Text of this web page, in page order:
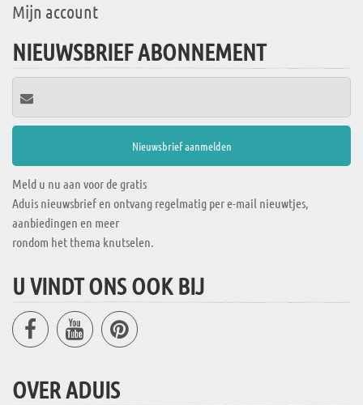
Mijn account
NIEUWSBRIEF ABONNEMENT
Meld u nu aan voor de gratis
Aduis nieuwsbrief en ontvang regelmatig per e-mail nieuwtjes,
aanbiedingen en meer
rondom het thema knutselen.
U VINDT ONS OOK BIJ
OVER ADUIS